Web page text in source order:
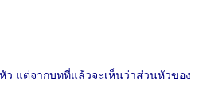
แต่จากบทที่แล้วจะเห็นว่าส่วนหัวของ